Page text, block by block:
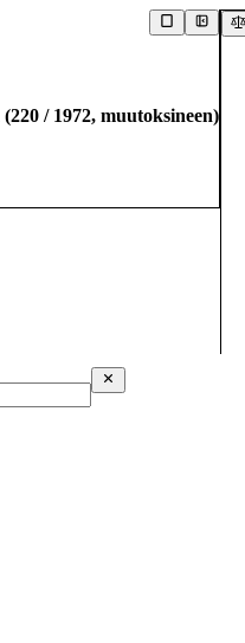
(220 / 1972, muutoksineen)